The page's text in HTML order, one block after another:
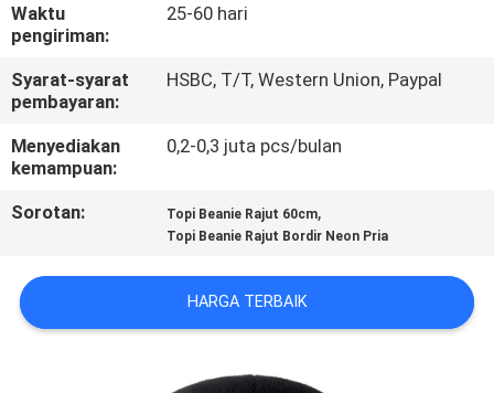
HUBUNGI
KAMI
KASUS
SITEMAP
PRIVACY
Waktu
pengiriman:
25-60 hari
Syarat-syarat
pembayaran:
HSBC, T/T, Western Union, Paypal
Menyediakan
kemampuan:
0,2-0,3 juta pcs/bulan
Sorotan: Topi Beanie Rajut 60cm,
Topi Beanie Rajut Bordir Neon Pria
HARGA TERBAIK